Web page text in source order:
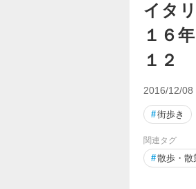
イタ
１６
１２
2016/12/
#街歩き
関連タグ
#散歩・散